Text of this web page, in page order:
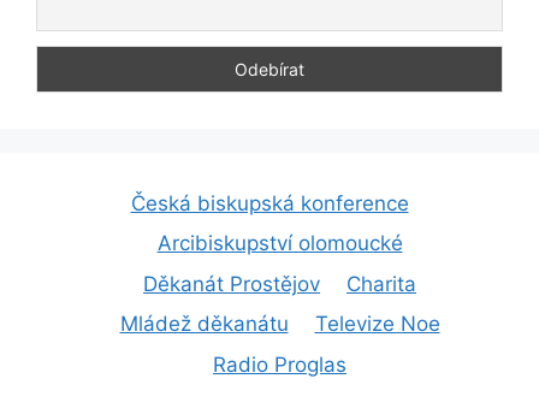
Česká biskupská konference
Arcibiskupství olomoucké
Děkanát Prostějov
Charita
Mládež děkanátu
Televize Noe
Radio Proglas